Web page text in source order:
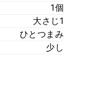
1個
大さじ1
ひとつまみ
少し